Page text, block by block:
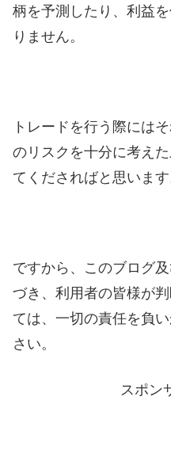
柄を予測したり、利益
りません。
トレードを行う際には
のリスクを十分に考え
てくださればと思います
ですから、このブログ
づき、利用者の皆様が
ては、一切の責任を負
さい。
スポン